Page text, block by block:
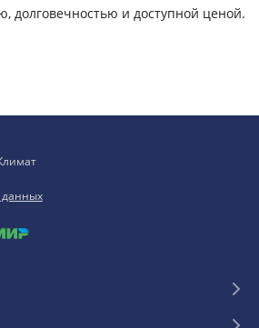
долговечностью и доступной ценой.
данных